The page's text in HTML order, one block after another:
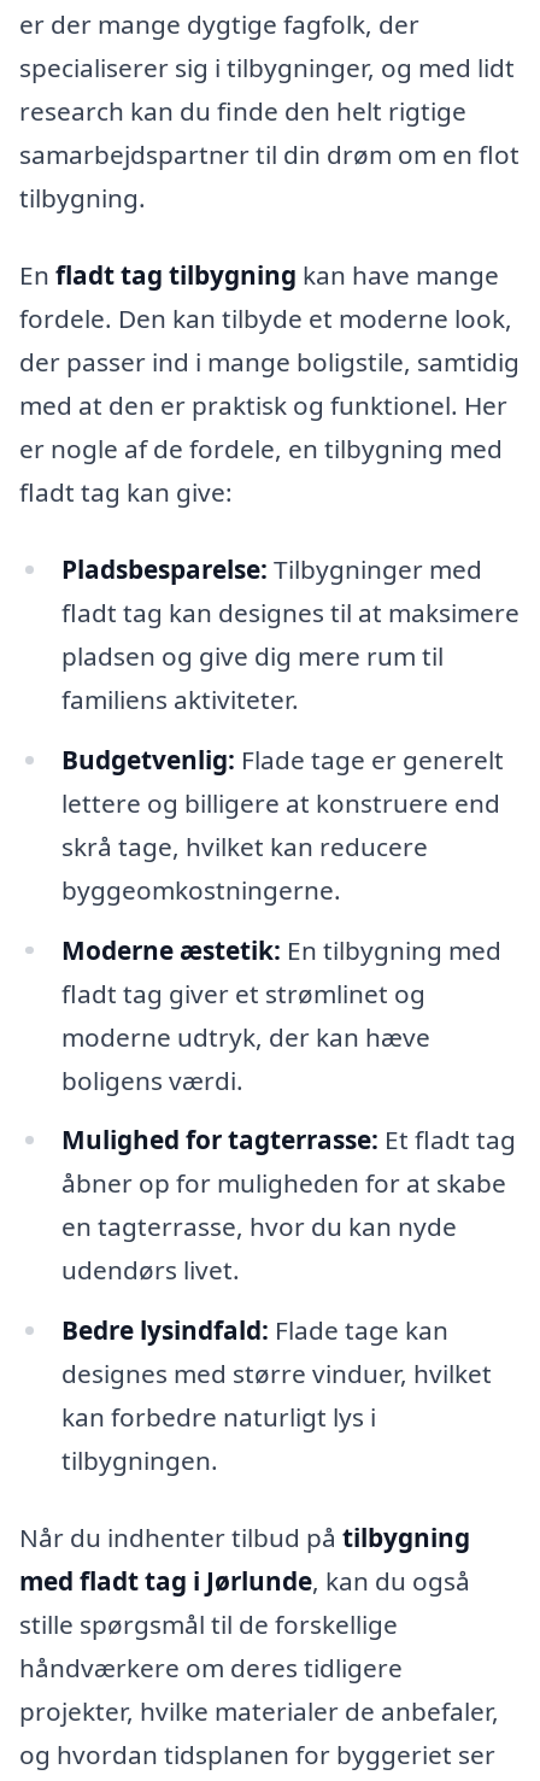
er der mange dygtige fagfolk, der
specialiserer sig i tilbygninger, og med lidt
research kan du finde den helt rigtige
samarbejdspartner til din drøm om en flot
tilbygning.
En fladt tag tilbygning kan have mange
fordele. Den kan tilbyde et moderne look,
der passer ind i mange boligstile, samtidig
med at den er praktisk og funktionel. Her
er nogle af de fordele, en tilbygning med
fladt tag kan give:
Pladsbesparelse: Tilbygninger med
fladt tag kan designes til at maksimere
pladsen og give dig mere rum til
familiens aktiviteter.
Budgetvenlig: Flade tage er generelt
lettere og billigere at konstruere end
skrå tage, hvilket kan reducere
byggeomkostningerne.
Moderne æstetik: En tilbygning med
fladt tag giver et strømlinet og
moderne udtryk, der kan hæve
boligens værdi.
Mulighed for tagterrasse: Et fladt tag
åbner op for muligheden for at skabe
en tagterrasse, hvor du kan nyde
udendørs livet.
Bedre lysindfald: Flade tage kan
designes med større vinduer, hvilket
kan forbedre naturligt lys i
tilbygningen.
Når du indhenter tilbud på tilbygning
med fladt tag i Jørlunde, kan du også
stille spørgsmål til de forskellige
håndværkere om deres tidligere
projekter, hvilke materialer de anbefaler,
og hvordan tidsplanen for byggeriet ser